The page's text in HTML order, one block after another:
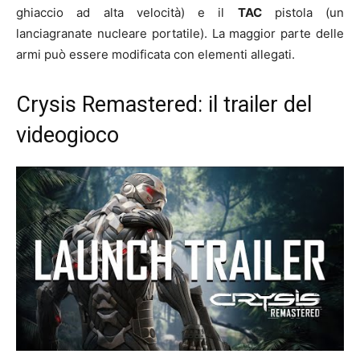
ghiaccio ad alta velocità) e il TACpistola (un
lanciagranate nucleare portatile). La maggior parte delle
armi può essere modificata con elementi allegati.
Crysis Remastered: il trailer del
videogioco